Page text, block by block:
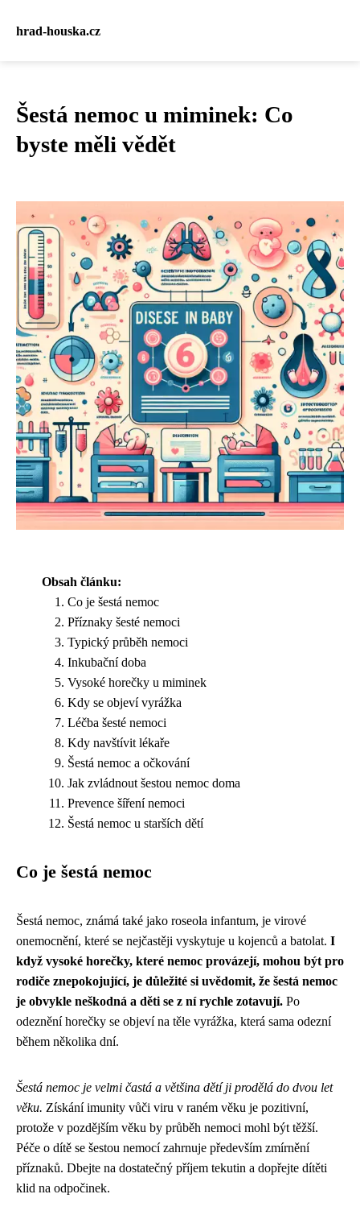
hrad-houska.cz
Šestá nemoc u miminek: Co
byste měli vědět
Obsah článku:
Co je šestá nemoc
Příznaky šesté nemoci
Typický průběh nemoci
Inkubační doba
Vysoké horečky u miminek
Kdy se objeví vyrážka
Léčba šesté nemoci
Kdy navštívit lékaře
Šestá nemoc a očkování
Jak zvládnout šestou nemoc doma
Prevence šíření nemoci
Šestá nemoc u starších dětí
Co je šestá nemoc
Šestá nemoc, známá také jako roseola infantum, je virové
onemocnění, které se nejčastěji vyskytuje u kojenců a batolat. I
když vysoké horečky, které nemoc provázejí, mohou být pro
rodiče znepokojující, je důležité si uvědomit, že šestá nemoc
je obvykle neškodná a děti se z ní rychle zotavují. Po
odeznění horečky se objeví na těle vyrážka, která sama odezní
během několika dní.
Šestá nemoc je velmi častá a většina dětí ji prodělá do dvou let
věku. Získání imunity vůči viru v raném věku je pozitivní,
protože v pozdějším věku by průběh nemoci mohl být těžší.
Péče o dítě se šestou nemocí zahrnuje především zmírnění
příznaků. Dbejte na dostatečný příjem tekutin a dopřejte dítěti
klid na odpočinek.